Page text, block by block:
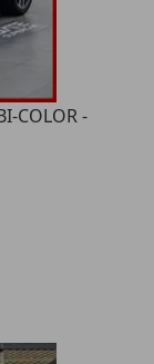
COLOR -